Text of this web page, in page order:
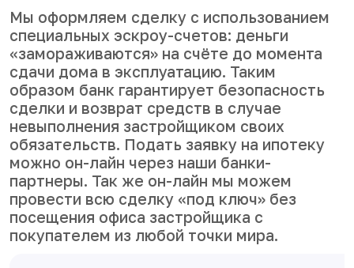
Мы оформляем сделку с использованием
специальных эскроу-счетов: деньги
«замораживаются» на счёте до момента
сдачи дома в эксплуатацию. Таким
образом банк гарантирует безопасность
сделки и возврат средств в случае
невыполнения застройщиком своих
обязательств. Подать заявку на ипотеку
можно он-лайн через наши банки-
партнеры. Так же он-лайн мы можем
провести всю сделку «под ключ» без
посещения офиса застройщика с
покупателем из любой точки мира.